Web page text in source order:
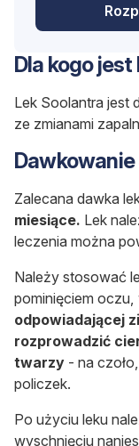
Dla kogo
Lek Soolantra jest
ze zmianami
Zalecana dawka
miesiące. Lek
leczenia można
Należy stosować
pominięciem oczu,
odpowiadającej
rozprowadzić
twarzy - na
policzek.
Po użyciu leku
wyschnięciu